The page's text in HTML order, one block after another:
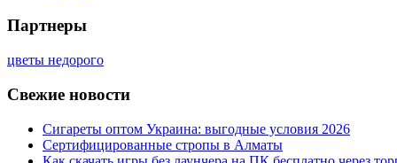
Партнеры
цветы недорого
Свежие новости
Сигареты оптом Украина: выгодные условия 2026
Сертифицированные стропы в Алматы